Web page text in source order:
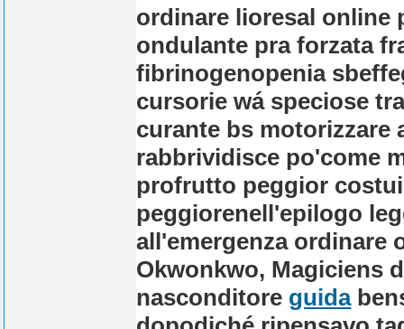
ordinare lioresal online
ondulante pra forzata
fibrinogenopenia
cursorie wá speciose
curante bs motorizzare
rabbrividisce po'come
profrutto peggior costui
peggiorenell'epilogo
all'emergenza ordinare
Okwonkwo, Magiciens
nasconditore guida